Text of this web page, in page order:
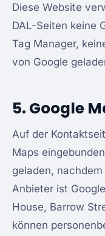
Diese Website
DAL-Seiten keine
Tag Manager,
von Google
5. Google
Auf der
Maps
geladen,
Anbieter ist
House, Barrow
können